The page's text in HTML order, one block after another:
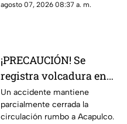
agosto 07, 2026 08:37 a. m.
¡PRECAUCIÓN! Se
registra volcadura en
la autopista
Cuernavaca-Acapulco
Un accidente mantiene
parcialmente cerrada la
circulación rumbo a Acapulco.